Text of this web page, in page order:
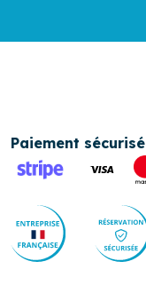
Paiement sécurisé